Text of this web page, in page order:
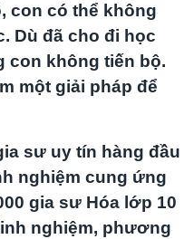
con có thể không
Dù đã cho đi học
con không tiến bộ.
một giải pháp để
sư uy tín hàng đầu
nghiệm cung ứng
gia sư Hóa lớp 10
nghiệm, phương